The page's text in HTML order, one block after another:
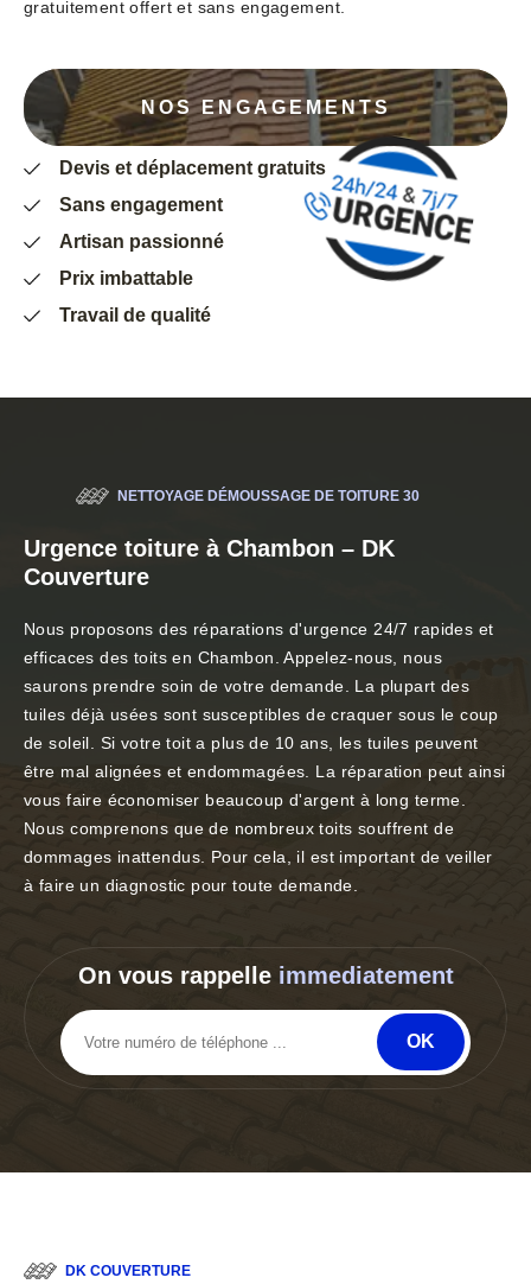
gratuitement offert et sans engagement.
NOS ENGAGEMENTS
Devis et déplacement gratuits
Sans engagement
Artisan passionné
Prix imbattable
Travail de qualité
NETTOYAGE DÉMOUSSAGE DE TOITURE 30
Urgence toiture à Chambon – DK
Couverture
Nous proposons des réparations d'urgence 24/7 rapides et
efficaces des toits en Chambon. Appelez-nous, nous
saurons prendre soin de votre demande. La plupart des
tuiles déjà usées sont susceptibles de craquer sous le coup
de soleil. Si votre toit a plus de 10 ans, les tuiles peuvent
être mal alignées et endommagées. La réparation peut ainsi
vous faire économiser beaucoup d'argent à long terme.
Nous comprenons que de nombreux toits souffrent de
dommages inattendus. Pour cela, il est important de veiller
à faire un diagnostic pour toute demande.
On vous rappelle immediatement
DK COUVERTURE